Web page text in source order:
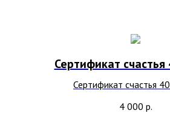
Сертификат счастья
Сертификат счастья
4 000 р.